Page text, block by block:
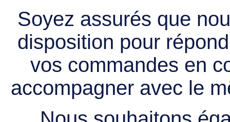
Soyez assurés que
disposition pour
vos commandes en
accompagner avec le